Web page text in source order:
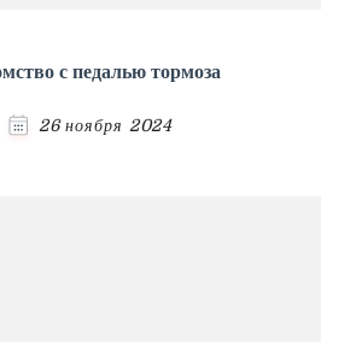
с педалью тормоза
26 ноября 2024